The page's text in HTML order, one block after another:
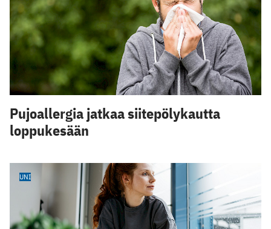
Pujoallergia jatkaa siitepölykautta
loppukesään
UNI